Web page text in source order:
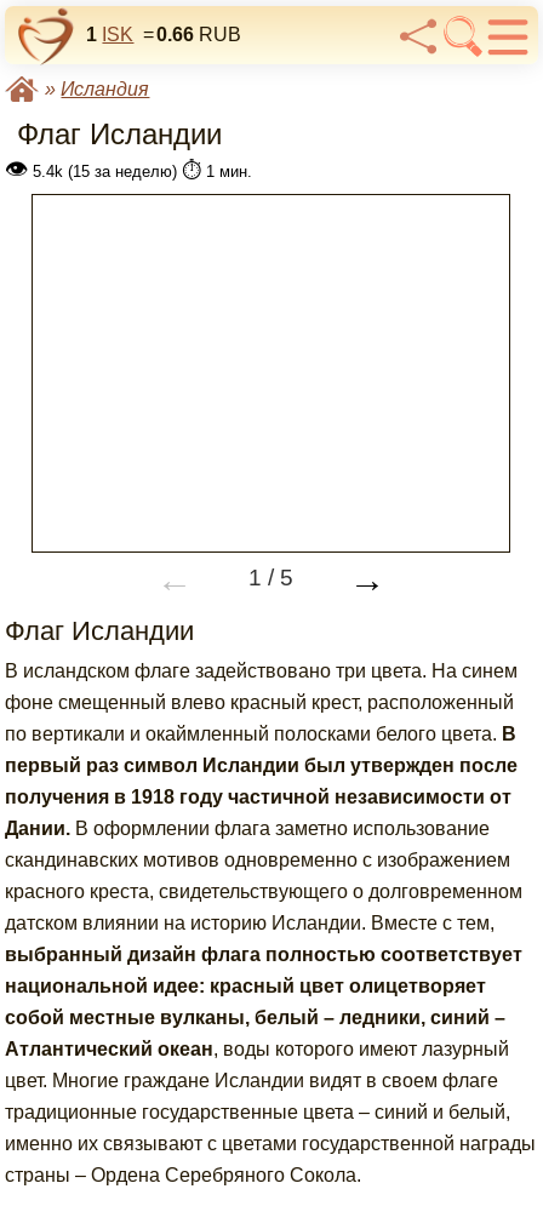
1 ISK =0.66 RUB
»Исландия
Флаг Исландии
👁 5.4k (15 за неделю) ⏱️ 1 мин.
← 1 / 5 →
Флаг Исландии
В исландском флаге задействовано три цвета. На синем
фоне смещенный влево красный крест, расположенный
по вертикали и окаймленный полосками белого цвета. В
первый раз символ Исландии был утвержден после
получения в 1918 году частичной независимости от
Дании. В оформлении флага заметно использование
скандинавских мотивов одновременно с изображением
красного креста, свидетельствующего о долговременном
датском влиянии на историю Исландии. Вместе с тем,
выбранный дизайн флага полностью соответствует
национальной идее: красный цвет олицетворяет
собой местные вулканы, белый – ледники, синий –
Атлантический океан, воды которого имеют лазурный
цвет. Многие граждане Исландии видят в своем флаге
традиционные государственные цвета – синий и белый,
именно их связывают с цветами государственной награды
страны – Ордена Серебряного Сокола.